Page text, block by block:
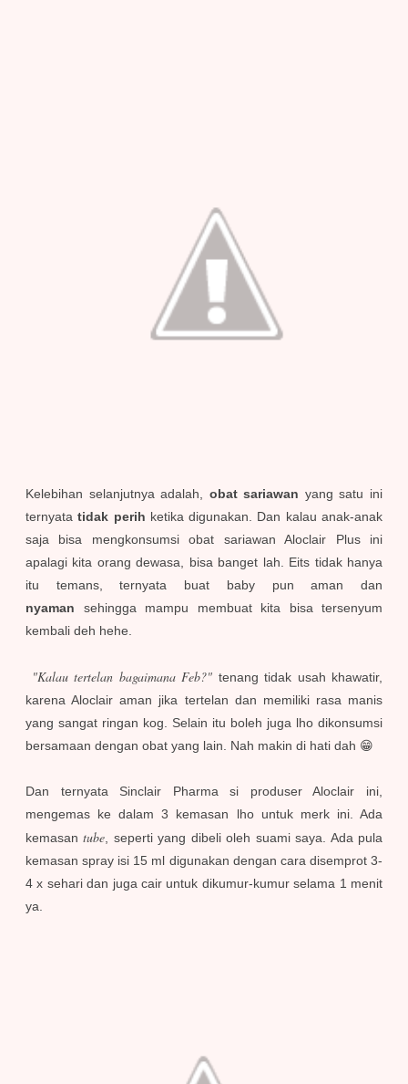
Kelebihan selanjutnya adalah, obat sariawan yang satu ini
ternyatatidak perih ketika digunakan. Dan kalau anak-anak
saja bisa mengkonsumsi obat sariawan Aloclair Plus ini
apalagi kita orang dewasa, bisa banget lah. Eits tidak hanya
itu temans, ternyata buat baby pun aman dan
nyaman sehingga mampu membuat kita bisa tersenyum
kembali deh hehe.
"Kalau tertelan bagaimana Feb?" tenang tidak usah khawatir,
karena Aloclair aman jika tertelan dan memiliki rasa manis
yang sangat ringan kog. Selain itu boleh juga lho dikonsumsi
bersamaan dengan obat yang lain. Nah makin di hati dah 😁
Dan ternyata Sinclair Pharma si produser Aloclair ini,
mengemas ke dalam 3 kemasan lho untuk merk ini. Ada
kemasantube , seperti yang dibeli oleh suami saya. Ada pula
kemasan spray isi 15 ml digunakan dengan cara disemprot 3-
4 x sehari dan juga cair untuk dikumur-kumur selama 1 menit
ya.